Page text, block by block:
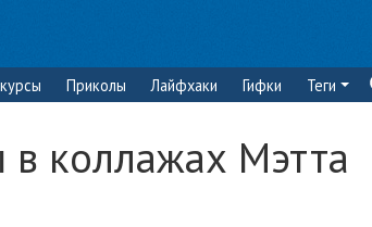
Приколы Лайфхаки Гифки Теги
в коллажах Мэтта